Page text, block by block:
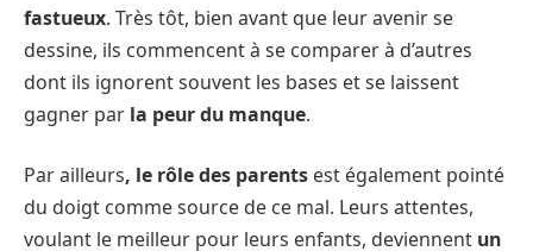
fastueux. Très tôt, bien avant que leur avenir se
dessine, ils commencent à se comparer à d’autres
dont ils ignorent souvent les bases et se laissent
gagner par la peur du manque.
Par ailleurs, le rôle des parents est également pointé
du doigt comme source de ce mal. Leurs attentes,
voulant le meilleur pour leurs enfants, deviennent un